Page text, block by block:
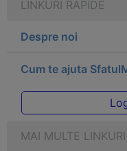
LINKURI RAPIDE
Despre noi
Cum te ajuta
MAI MULTE LINKURI